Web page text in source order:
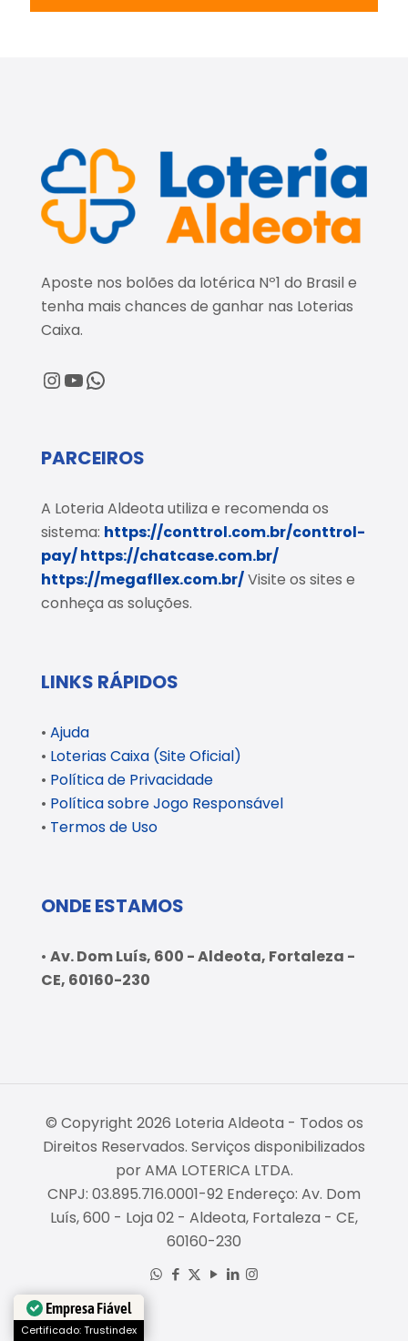
Aposte nos bolões da lotérica Nº1 do Brasil e
tenha mais chances de ganhar nas Loterias
Caixa.
@loteriaaldeota
@loteriaaldeota
Central de Atendimento
PARCEIROS
A Loteria Aldeota utiliza e recomenda os
sistema: https://conttrol.com.br/conttrol-
pay/https://chatcase.com.br/
https://megafllex.com.br/Visite os sites e
conheça as soluções.
LINKS RÁPIDOS
• Ajuda
• Loterias Caixa (Site Oficial)
• Política de Privacidade
• Política sobre Jogo Responsável
• Termos de Uso
ONDE ESTAMOS
• Av. Dom Luís, 600 - Aldeota, Fortaleza -
CE, 60160-230
© Copyright 2026 Loteria Aldeota - Todos os
Direitos Reservados. Serviços disponibilizados
por AMA LOTERICA LTDA.
CNPJ: 03.895.716.0001-92 Endereço: Av. Dom
Luís, 600 - Loja 02 - Aldeota, Fortaleza - CE,
60160-230
Empresa Fiável
Certificado: Trustindex